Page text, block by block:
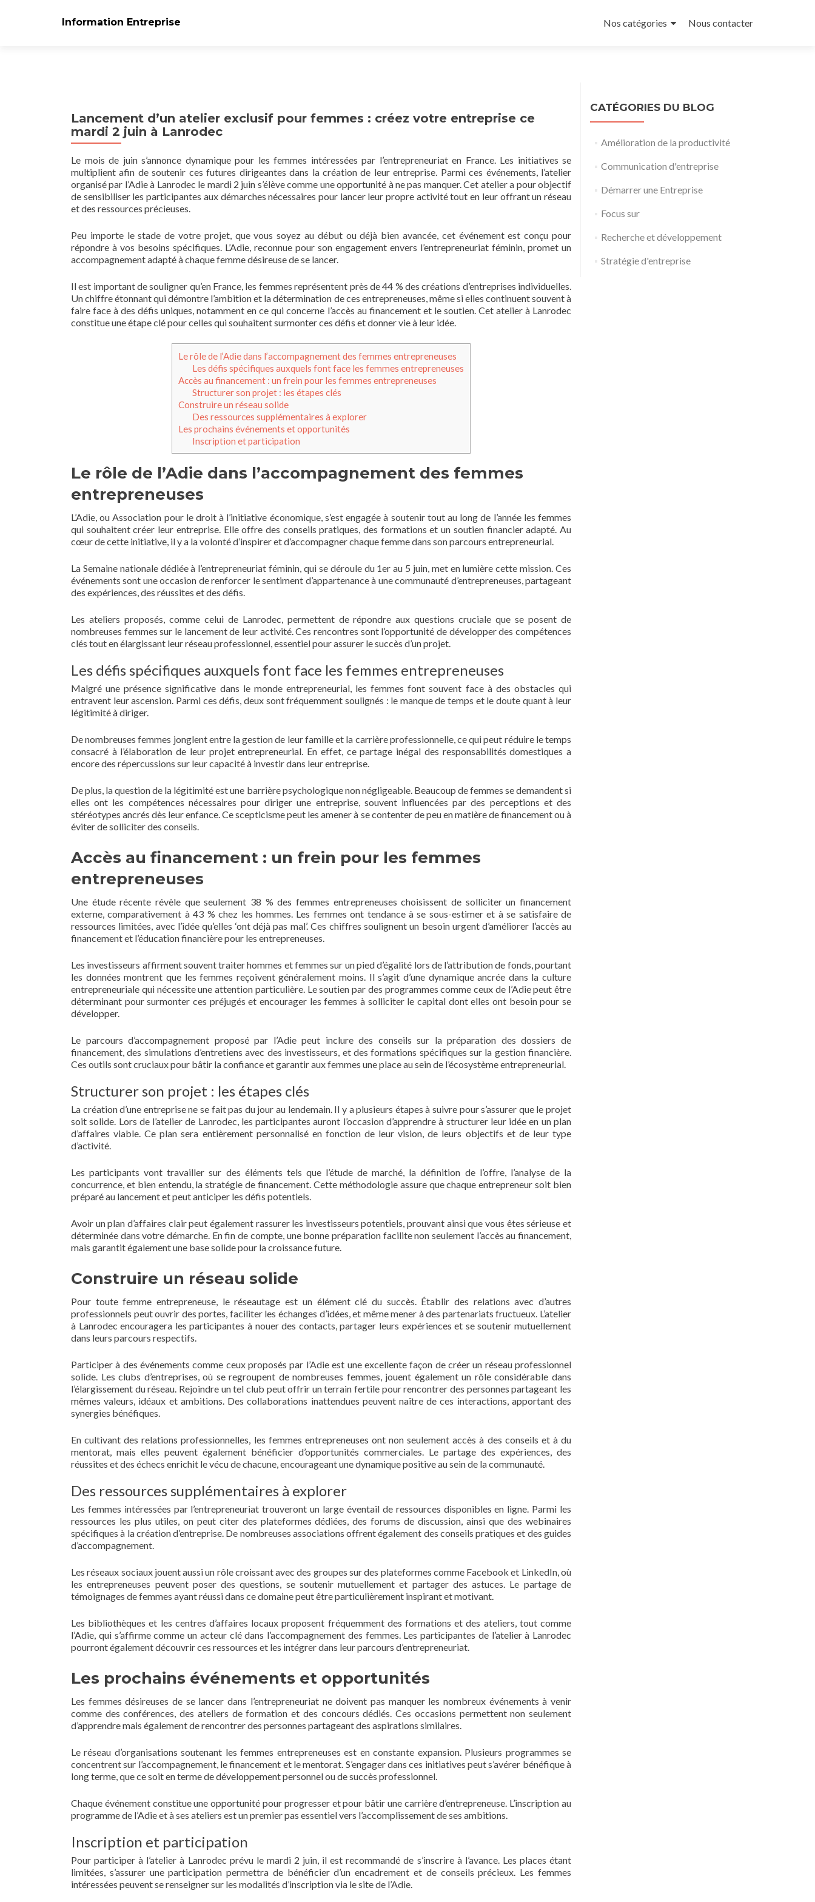
Information Entreprise
au
Nos catégories Nous contacter
Lancement d’un atelier exclusif pour femmes : créez votre entreprise ce
mardi 2 juin à Lanrodec
Le mois de juin s’annonce dynamique pour les femmes intéressées par l’entrepreneuriat en France. Les initiatives se
multiplient afin de soutenir ces futures dirigeantes dans la création de leur entreprise. Parmi ces événements, l’atelier
organisé par l’Adie à Lanrodec le mardi 2 juin s’élève comme une opportunité à ne pas manquer. Cet atelier a pour objectif
de sensibiliser les participantes aux démarches nécessaires pour lancer leur propre activité tout en leur offrant un réseau
et des ressources précieuses.
Peu importe le stade de votre projet, que vous soyez au début ou déjà bien avancée, cet événement est conçu pour
répondre à vos besoins spécifiques. L’Adie, reconnue pour son engagement envers l’entrepreneuriat féminin, promet un
accompagnement adapté à chaque femme désireuse de se lancer.
Il est important de souligner qu’en France, les femmes représentent près de 44 % des créations d’entreprises individuelles.
Un chiffre étonnant qui démontre l’ambition et la détermination de ces entrepreneuses, même si elles continuent souvent à
faire face à des défis uniques, notamment en ce qui concerne l’accès au financement et le soutien. Cet atelier à Lanrodec
constitue une étape clé pour celles qui souhaitent surmonter ces défis et donner vie à leur idée.
Le rôle de l’Adie dans l’accompagnement des femmes entrepreneuses
Les défis spécifiques auxquels font face les femmes entrepreneuses
Accès au financement : un frein pour les femmes entrepreneuses
Structurer son projet : les étapes clés
Construire un réseau solide
Des ressources supplémentaires à explorer
Les prochains événements et opportunités
Inscription et participation
Le rôle de l’Adie dans l’accompagnement des femmes
entrepreneuses
L’Adie, ou Association pour le droit à l’initiative économique, s’est engagée à soutenir tout au long de l’année les femmes
qui souhaitent créer leur entreprise. Elle offre des conseils pratiques, des formations et un soutien financier adapté. Au
cœur de cette initiative, il y a la volonté d’inspirer et d’accompagner chaque femme dans son parcours entrepreneurial.
La Semaine nationale dédiée à l’entrepreneuriat féminin, qui se déroule du 1er au 5 juin, met en lumière cette mission. Ces
événements sont une occasion de renforcer le sentiment d’appartenance à une communauté d’entrepreneuses, partageant
des expériences, des réussites et des défis.
Les ateliers proposés, comme celui de Lanrodec, permettent de répondre aux questions cruciale que se posent de
nombreuses femmes sur le lancement de leur activité. Ces rencontres sont l’opportunité de développer des compétences
clés tout en élargissant leur réseau professionnel, essentiel pour assurer le succès d’un projet.
Les défis spécifiques auxquels font face les femmes entrepreneuses
Malgré une présence significative dans le monde entrepreneurial, les femmes font souvent face à des obstacles qui
entravent leur ascension. Parmi ces défis, deux sont fréquemment soulignés : le manque de temps et le doute quant à leur
légitimité à diriger.
De nombreuses femmes jonglent entre la gestion de leur famille et la carrière professionnelle, ce qui peut réduire le temps
consacré à l’élaboration de leur projet entrepreneurial. En effet, ce partage inégal des responsabilités domestiques a
encore des répercussions sur leur capacité à investir dans leur entreprise.
De plus, la question de la légitimité est une barrière psychologique non négligeable. Beaucoup de femmes se demandent si
elles ont les compétences nécessaires pour diriger une entreprise, souvent influencées par des perceptions et des
stéréotypes ancrés dès leur enfance. Ce scepticisme peut les amener à se contenter de peu en matière de financement ou à
éviter de solliciter des conseils.
Accès au financement : un frein pour les femmes
entrepreneuses
Une étude récente révèle que seulement 38 % des femmes entrepreneuses choisissent de solliciter un financement
externe, comparativement à 43 % chez les hommes. Les femmes ont tendance à se sous-estimer et à se satisfaire de
ressources limitées, avec l’idée qu’elles ‘ont déjà pas mal’. Ces chiffres soulignent un besoin urgent d’améliorer l’accès au
financement et l’éducation financière pour les entrepreneuses.
Les investisseurs affirment souvent traiter hommes et femmes sur un pied d’égalité lors de l’attribution de fonds, pourtant
les données montrent que les femmes reçoivent généralement moins. Il s’agit d’une dynamique ancrée dans la culture
entrepreneuriale qui nécessite une attention particulière. Le soutien par des programmes comme ceux de l’Adie peut être
déterminant pour surmonter ces préjugés et encourager les femmes à solliciter le capital dont elles ont besoin pour se
développer.
Le parcours d’accompagnement proposé par l’Adie peut inclure des conseils sur la préparation des dossiers de
financement, des simulations d’entretiens avec des investisseurs, et des formations spécifiques sur la gestion financière.
Ces outils sont cruciaux pour bâtir la confiance et garantir aux femmes une place au sein de l’écosystème entrepreneurial.
Structurer son projet : les étapes clés
La création d’une entreprise ne se fait pas du jour au lendemain. Il y a plusieurs étapes à suivre pour s’assurer que le projet
soit solide. Lors de l’atelier de Lanrodec, les participantes auront l’occasion d’apprendre à structurer leur idée en un plan
d’affaires viable. Ce plan sera entièrement personnalisé en fonction de leur vision, de leurs objectifs et de leur type
d’activité.
Les participants vont travailler sur des éléments tels que l’étude de marché, la définition de l’offre, l’analyse de la
concurrence, et bien entendu, la stratégie de financement. Cette méthodologie assure que chaque entrepreneur soit bien
préparé au lancement et peut anticiper les défis potentiels.
Avoir un plan d’affaires clair peut également rassurer les investisseurs potentiels, prouvant ainsi que vous êtes sérieuse et
déterminée dans votre démarche. En fin de compte, une bonne préparation facilite non seulement l’accès au financement,
mais garantit également une base solide pour la croissance future.
Construire un réseau solide
Pour toute femme entrepreneuse, le réseautage est un élément clé du succès. Établir des relations avec d’autres
professionnels peut ouvrir des portes, faciliter les échanges d’idées, et même mener à des partenariats fructueux. L’atelier
à Lanrodec encouragera les participantes à nouer des contacts, partager leurs expériences et se soutenir mutuellement
dans leurs parcours respectifs.
Participer à des événements comme ceux proposés par l’Adie est une excellente façon de créer un réseau professionnel
solide. Les clubs d’entreprises, où se regroupent de nombreuses femmes, jouent également un rôle considérable dans
l’élargissement du réseau. Rejoindre un tel club peut offrir un terrain fertile pour rencontrer des personnes partageant les
mêmes valeurs, idéaux et ambitions. Des collaborations inattendues peuvent naître de ces interactions, apportant des
synergies bénéfiques.
En cultivant des relations professionnelles, les femmes entrepreneuses ont non seulement accès à des conseils et à du
mentorat, mais elles peuvent également bénéficier d’opportunités commerciales. Le partage des expériences, des
réussites et des échecs enrichit le vécu de chacune, encourageant une dynamique positive au sein de la communauté.
Des ressources supplémentaires à explorer
Les femmes intéressées par l’entrepreneuriat trouveront un large éventail de ressources disponibles en ligne. Parmi les
ressources les plus utiles, on peut citer des plateformes dédiées, des forums de discussion, ainsi que des webinaires
spécifiques à la création d’entreprise. De nombreuses associations offrent également des conseils pratiques et des guides
d’accompagnement.
Les réseaux sociaux jouent aussi un rôle croissant avec des groupes sur des plateformes comme Facebook et LinkedIn, où
les entrepreneuses peuvent poser des questions, se soutenir mutuellement et partager des astuces. Le partage de
témoignages de femmes ayant réussi dans ce domaine peut être particulièrement inspirant et motivant.
Les bibliothèques et les centres d’affaires locaux proposent fréquemment des formations et des ateliers, tout comme
l’Adie, qui s’affirme comme un acteur clé dans l’accompagnement des femmes. Les participantes de l’atelier à Lanrodec
pourront également découvrir ces ressources et les intégrer dans leur parcours d’entrepreneuriat.
Les prochains événements et opportunités
Les femmes désireuses de se lancer dans l’entrepreneuriat ne doivent pas manquer les nombreux événements à venir
comme des conférences, des ateliers de formation et des concours dédiés. Ces occasions permettent non seulement
d’apprendre mais également de rencontrer des personnes partageant des aspirations similaires.
Le réseau d’organisations soutenant les femmes entrepreneuses est en constante expansion. Plusieurs programmes se
concentrent sur l’accompagnement, le financement et le mentorat. S’engager dans ces initiatives peut s’avérer bénéfique à
long terme, que ce soit en terme de développement personnel ou de succès professionnel.
Chaque événement constitue une opportunité pour progresser et pour bâtir une carrière d’entrepreneuse. L’inscription au
programme de l’Adie et à ses ateliers est un premier pas essentiel vers l’accomplissement de ses ambitions.
Inscription et participation
Pour participer à l’atelier à Lanrodec prévu le mardi 2 juin, il est recommandé de s’inscrire à l’avance. Les places étant
limitées, s’assurer une participation permettra de bénéficier d’un encadrement et de conseils précieux. Les femmes
intéressées peuvent se renseigner sur les modalités d’inscription via le site de l’Adie.
CATÉGORIES DU BLOG
Amélioration de la productivité
Communication d'entreprise
Démarrer une Entreprise
Focus sur
Recherche et développement
Stratégie d'entreprise